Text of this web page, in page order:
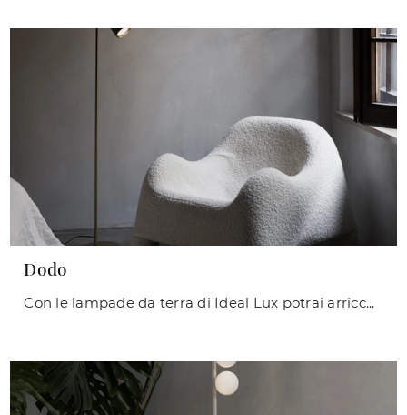
Dodo
Con le lampade da terra di Ideal Lux potrai arricchire i tuoi interni: clicca e scopri Dodo!